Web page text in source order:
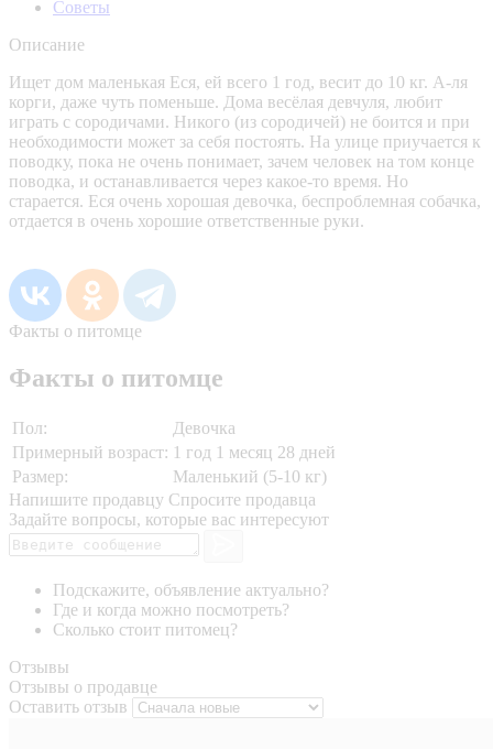
Советы
Описание
Ищет дом маленькая Еся, ей всего 1 год, весит до 10 кг. А-ля
корги, даже чуть поменьше. Дома весёлая девчуля, любит
играть с сородичами. Никого (из сородичей) не боится и при
необходимости может за себя постоять. На улице приучается к
поводку, пока не очень понимает, зачем человек на том конце
поводка, и останавливается через какое-то время. Но
старается. Еся очень хорошая девочка, беспроблемная собачка,
отдается в очень хорошие ответственные руки.
Факты о питомце
Факты о питомце
Пол:
Девочка
Примерный возраст: 1 год 1 месяц 28 дней
Размер:
Маленький (5-10 кг)
Напишите продавцу Спросите продавца
Задайте вопросы, которые вас интересуют
Подскажите, объявление актуально?
Где и когда можно посмотреть?
Сколько стоит питомец?
Отзывы
Отзывы о продавце
Оставить отзыв